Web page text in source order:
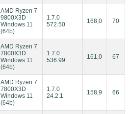
AMD Ryzen 7
9800X3D
Windows 11
(64b)
1.7.0
572.50
168,0 70
AMD Ryzen 7
7800X3D
Windows 11
(64b)
1.7.0
536.99
161,0 67
AMD Ryzen 7
7800X3D
Windows 11
(64b)
1.7.0
24.2.1
158,9 66